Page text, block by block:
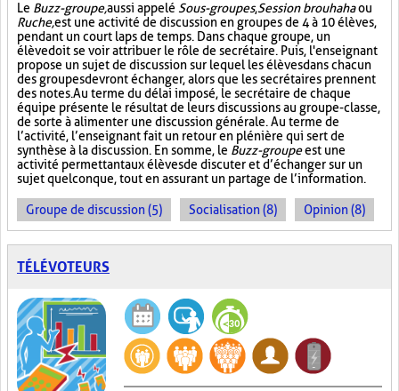
Le Buzz-groupe,aussi appelé Sous-groupes,Session brouhahaou
Ruche,est une activité de discussion en groupes de 4 à 10 élèves,
pendant un court laps de temps. Dans chaque groupe, un
élève doit se voir attribuer le rôle de secrétaire. Puis, l'enseignant
propose un sujet de discussion sur lequel les élèves dans chacun
des groupes devront échanger, alors que les secrétaires prennent
des notes. Au terme du délai imposé, le secrétaire de chaque
équipe présente le résultat de leurs discussions au groupe-classe,
de sorte à alimenter une discussion générale. Au terme de
l’activité, l’enseignant fait un retour en plénière qui sert de
synthèse à la discussion. En somme, le Buzz-groupeest une
activité permettant aux élèves de discuter et d’échanger sur un
sujet quelconque, tout en assurant un partage de l’information.
Groupe de discussion (5) Socialisation (8) Opinion (8)
TÉLÉVOTEURS